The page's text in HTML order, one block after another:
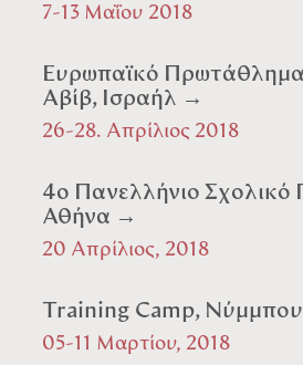
7-13 Μαΐου 2018
Ευρωπαϊκό
Αβίβ, Ισραήλ →
26-28. Απρίλιος 2018
4ο Πανελλήνιο
Αθήνα →
20 Απρίλιος, 2018
Training Camp,
05-11 Μαρτίου, 2018